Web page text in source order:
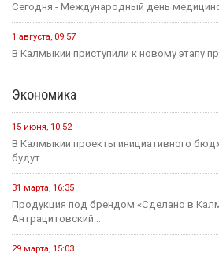
Сегодня - Международный день
1 августа, 09:57
В Калмыкии приступили к новому этапу
Экономика
15 июня, 10:52
В Калмыкии проекты инициативного
будут...
31 марта, 16:35
Продукция под брендом «Сделано в
Антрацитовский...
29 марта, 15:03